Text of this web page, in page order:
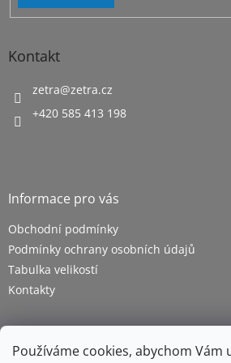
Používáme cookies, abychom
Kontakt
zetra@zetra.cz
+420 585 413 198
Informace pro vás
Obchodní podmínky
Podmínky ochrany osobních údajů
Tabulka velikostí
Kontakty